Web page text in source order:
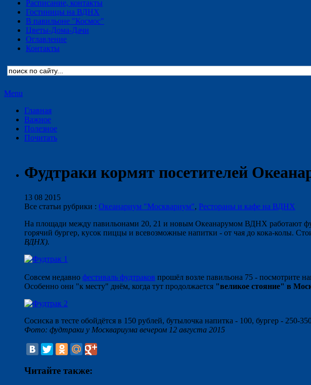
Расписание, контакты
Гостиницы на ВДНХ
В павильоне "Космос"
Цветы-Дома-Дачи
Оглавление
Контакты
Menu
Главная
Важное
Полезное
Почитать
Фудтраки кормят посетителей
13 08 2015
Все статьи рубрики : Океанариум "Москвариум", Рестораны и кафе на ВДНХ
На площади между павильонами 20, 21 и новым Океанарумом ВДНХ работают
горячий бургер, кусок пиццы и всевозможные напитки - от чая до кока-колы.
ВДНХ).
Совсем недавно фестиваль фудтраков прошёл возле павильона 75 - посмотрите
Особенно они "к месту" днём, когда тут продолжается "великое стояние" в
Сосиска в тесте обойдётся в 150 рублей, бутылочка напитка - 100, бургер - 250-
Фото: фудтраки у Москвариума вечером 12 августа 2015
Читайте также: